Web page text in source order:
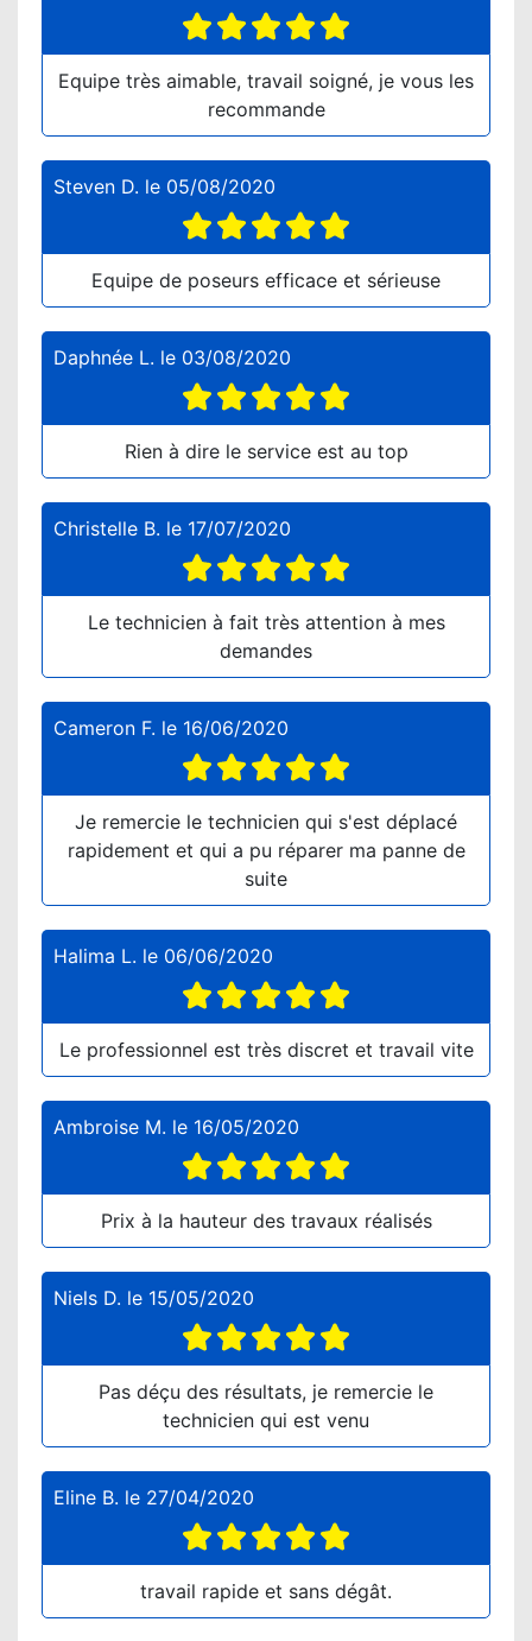
Equipe très aimable, travail soigné, je vous les
recommande
Steven D. le 05/08/2020
Equipe de poseurs efficace et sérieuse
Daphnée L. le 03/08/2020
Rien à dire le service est au top
Christelle B. le 17/07/2020
Le technicien à fait très attention à mes
demandes
Cameron F. le 16/06/2020
Je remercie le technicien qui s'est déplacé
rapidement et qui a pu réparer ma panne de
suite
Halima L. le 06/06/2020
Le professionnel est très discret et travail vite
Ambroise M. le 16/05/2020
Prix à la hauteur des travaux réalisés
Niels D. le 15/05/2020
Pas déçu des résultats, je remercie le
technicien qui est venu
Eline B. le 27/04/2020
travail rapide et sans dégât.